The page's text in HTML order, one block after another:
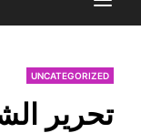
UNCATEGORIZED
تحرير